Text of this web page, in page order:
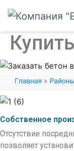
Главная »
Собственное
Отсутствие
позволяет